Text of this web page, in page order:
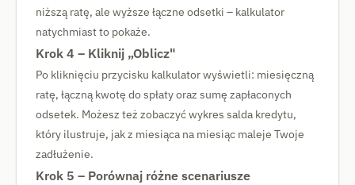
niższą ratę, ale wyższe łączne odsetki – kalkulator
natychmiast to pokaże.
Krok 4 – Kliknij „Oblicz"
Po kliknięciu przycisku kalkulator wyświetli: miesięczną
ratę, łączną kwotę do spłaty oraz sumę zapłaconych
odsetek. Możesz też zobaczyć wykres salda kredytu,
który ilustruje, jak z miesiąca na miesiąc maleje Twoje
zadłużenie.
Krok 5 – Porównaj różne scenariusze